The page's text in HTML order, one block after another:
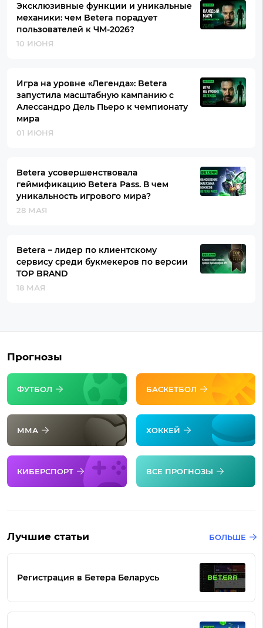
Эксклюзивные функции и уникальные
механики: чем Betera порадует
пользователей к ЧМ-2026?
10 ИЮНЯ
Игра на уровне «Легенда»: Betera
запустила масштабную кампанию с
Алессандро Дель Пьеро к чемпионату
мира
01 ИЮНЯ
Betera усовершенствовала
геймификацию Betera Pass. В чем
уникальность игрового мира?
28 МАЯ
Betera – лидер по клиентскому
сервису среди букмекеров по версии
TOP BRAND
18 МАЯ
Прогнозы
ФУТБОЛ БАСКЕТБОЛ
ММА ХОККЕЙ
КИБЕРСПОРТ ВСЕ ПРОГНОЗЫ
Лучшие статьи БОЛЬШЕ
Регистрация в Бетера Беларусь